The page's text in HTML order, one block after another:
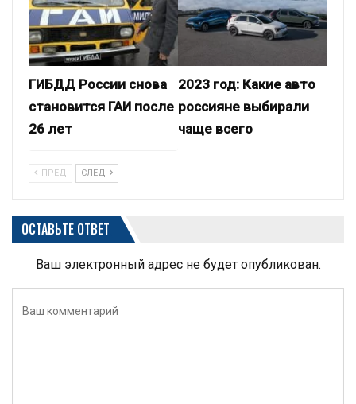
ГИБДД России снова
становится ГАИ после
26 лет
2023 год: Какие авто
россияне выбирали
чаще всего
ПРЕД СЛЕД
ОСТАВЬТЕ ОТВЕТ
Ваш электронный адрес не будет опубликован.